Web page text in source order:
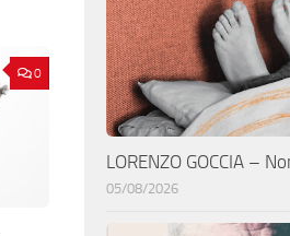
0
LORENZO GOCCIA –
05/08/2026